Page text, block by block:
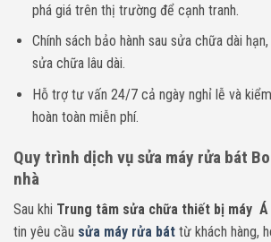
phá giá trên thị trường để cạnh tranh.
Chính sách bảo hành sau sửa chữa dài
sửa chữa lâu dài.
Hỗ trợ tư vấn 24/7 cả ngày nghỉ lễ và
hoàn toàn miễn phí.
Quy trình dịch vụ sửa máy rửa bát
nhà
Sau khi Trung tâm sửa chữa thiết bị máy Á
tin yêu cầu sửa máy rửa bát từ khách hàng,